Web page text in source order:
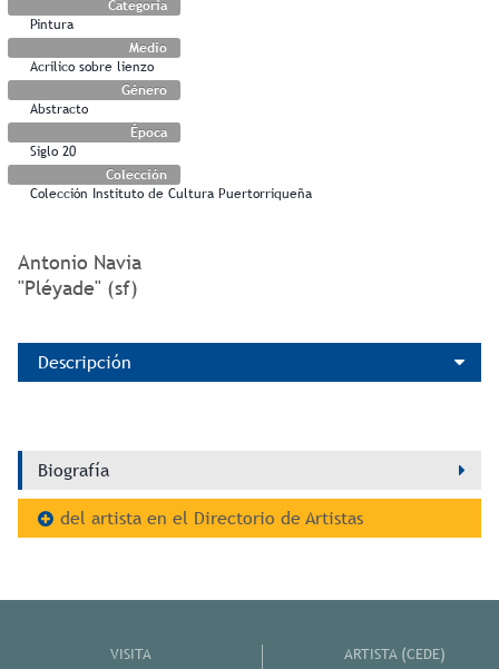
Categoría
Pintura
Medio
Acrílico sobre lienzo
Género
Abstracto
Época
Siglo 20
Colección
Colección Instituto de Cultura Puertorriqueña
Antonio Navia
"Pléyade" (sf)
Descripción
Biografía
del artista en el Directorio de Artistas
VISITA
ARTISTA (CEDE)